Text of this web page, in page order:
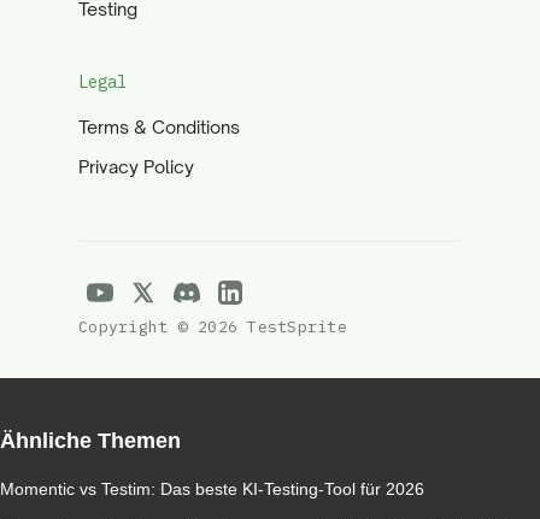
Testing
Legal
Terms & Conditions
Privacy Policy
Copyright © 2026 TestSprite
Ähnliche Themen
Momentic vs Testim: Das beste KI-Testing-Tool für 2026